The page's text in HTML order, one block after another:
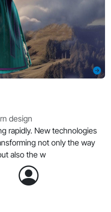
design
not only the way
also the w